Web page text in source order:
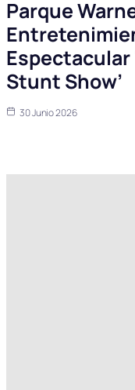
Parque
Espectacular
Stunt Show’
30 Junio 2026